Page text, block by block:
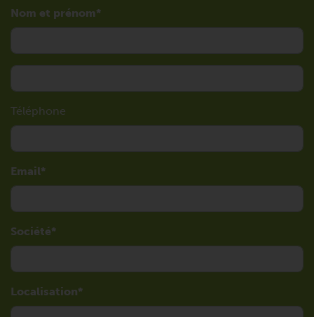
Nom et prénom
Téléphone
Email
Société
Localisation